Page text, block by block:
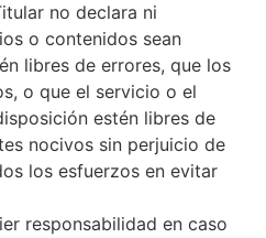
no declara ni
o contenidos sean
libres de errores, que los
o que el servicio o el
estén libres de
nocivos sin perjuicio de
los esfuerzos en evitar
responsabilidad en caso